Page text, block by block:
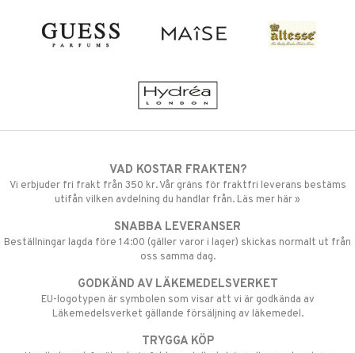
VAD KOSTAR FRAKTEN?
Vi erbjuder fri frakt från 350 kr. Vår gräns för fraktfri leverans bestäms
utifån vilken avdelning du handlar från. Läs mer här »
SNABBA LEVERANSER
Beställningar lagda före 14:00 (gäller varor i lager) skickas normalt ut från
oss samma dag.
GODKÄND AV LÄKEMEDELSVERKET
EU-logotypen är symbolen som visar att vi är godkända av
Läkemedelsverket gällande försäljning av läkemedel.
TRYGGA KÖP